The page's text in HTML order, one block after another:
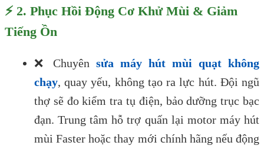
⚡ 2. Phục Hồi Động Cơ Khử Mùi & Giảm
Tiếng Ồn
❌ Chuyên sửa máy hút mùi quạt không
chạy, quay yếu, không tạo ra lực hút. Đội ngũ
thợ sẽ đo kiểm tra tụ điện, bảo dưỡng trục bạc
đạn. Trung tâm hỗ trợ quấn lại motor máy hút
mùi Faster hoặc thay mới chính hãng nếu động